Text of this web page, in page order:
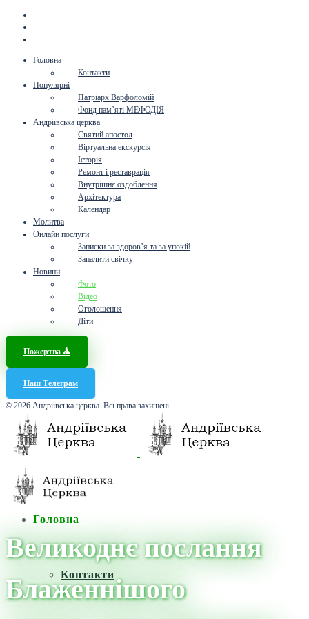
Головна
Контакти
Популярні
Патріарх Варфоломій
Фонд пам’яті МЕФОДІЯ
Андріївська церква
Святий апостол
Віртуальна екскурсія
Історія
Ремонт і реставрація
Внутрішнє оздоблення
Архітектура
Календар
Молитва
Онлайн послуги
Записки за здоров’я та за упокій
Запалити свічку
Новини
Фото
Відео
Оголошення
Діти
Пожертва ⛪️
Наш Телеграм
© 2026 Андріївська церква. Всі права захищені.
Головна
Контакти
Великоднє послання
Блаженнішого